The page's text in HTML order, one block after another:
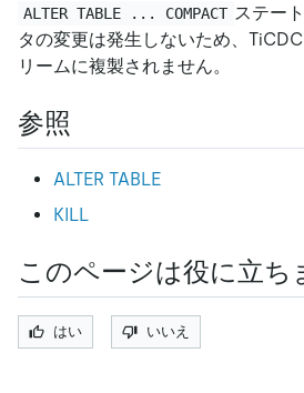
ALTER TABLE ... COMPACT ステー
タの変更は発生しないため、
リームに複製されません。
参照
ALTER TABLE
KILL
このページは役に立ち
はい いいえ